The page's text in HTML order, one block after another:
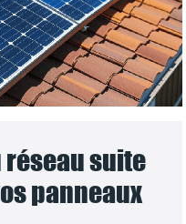
réseau suite
panneaux